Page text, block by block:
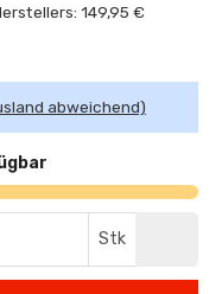
149,95 €
abweichend)
Stk